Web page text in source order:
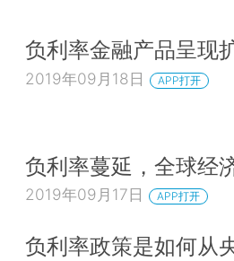
负利率金融产品呈现
2019年09月18日 APP打开
负利率蔓延，全球经
2019年09月17日 APP打开
负利率政策是如何从